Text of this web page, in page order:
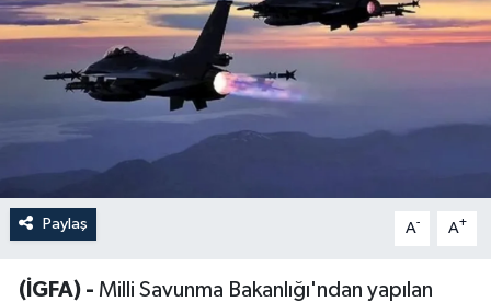
Paylaş A- A+
(İGFA) - Milli Savunma Bakanlığı'ndan yapılan
Spor
Türkiye